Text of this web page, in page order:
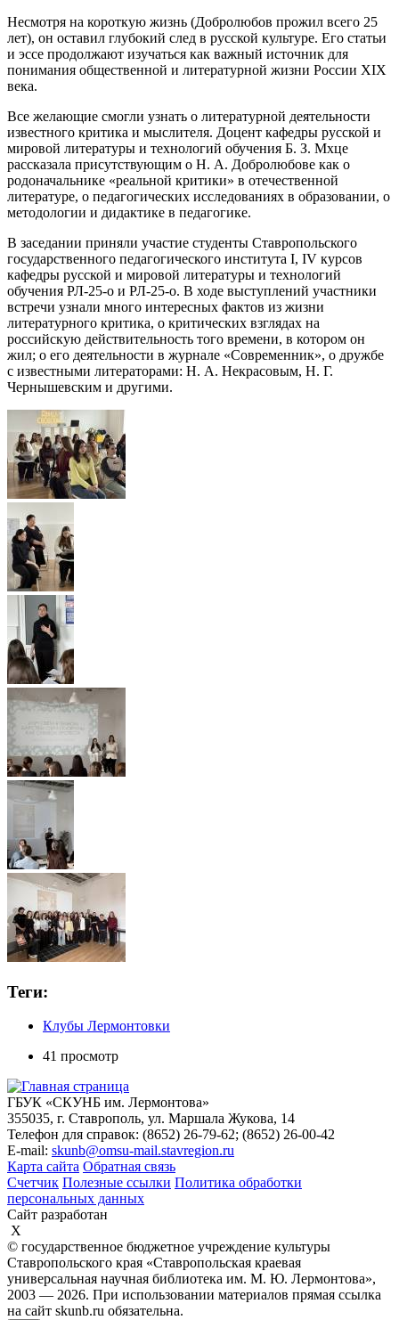
Несмотря на короткую жизнь (Добролюбов прожил всего 25
лет), он оставил глубокий след в русской культуре. Его статьи
и эссе продолжают изучаться как важный источник для
понимания общественной и литературной жизни России XIX
века.
Все желающие смогли узнать о литературной деятельности
известного критика и мыслителя. Доцент кафедры русской и
мировой литературы и технологий обучения Б. З. Мхце
рассказала присутствующим о Н. А. Добролюбове как о
родоначальнике «реальной критики» в отечественной
литературе, о педагогических исследованиях в образовании, о
методологии и дидактике в педагогике.
В заседании приняли участие студенты Ставропольского
государственного педагогического института I, IV курсов
кафедры русской и мировой литературы и технологий
обучения РЛ-25-о и РЛ-25-о. В ходе выступлений участники
встречи узнали много интересных фактов из жизни
литературного критика, о критических взглядах на
российскую действительность того времени, в котором он
жил; о его деятельности в журнале «Современник», о дружбе
с известными литераторами: Н. А. Некрасовым, Н. Г.
Чернышевским и другими.
Теги:
Клубы Лермонтовки
41 просмотр
ГБУК «СКУНБ им. Лермонтова»
355035, г. Ставрополь, ул. Маршала Жукова, 14
Телефон для справок: (8652) 26-79-62; (8652) 26-00-42
E-mail: skunb@omsu-mail.stavregion.ru
Карта сайта Обратная связь
Счетчик Полезные ссылки Политика обработки
персональных данных
Сайт разработан
X
© государственное бюджетное учреждение культуры
Ставропольского края «Ставропольская краевая
универсальная научная библиотека им. М. Ю. Лермонтова»,
2003 — 2026. При использовании материалов прямая ссылка
на сайт skunb.ru обязательна.